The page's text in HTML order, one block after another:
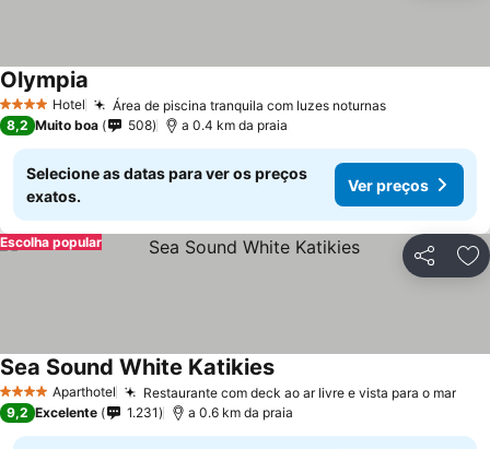
4 EstrelasHotel Área de piscina tranquila com luzes noturnasVer preços
Olympia Ver preços
8,2 Muito boa 508 a 0.4 km da praia
Selecione as datas para ver os preços
exatos.
Ver preços
Partilhar
Escolha popular
4 EstrelasAparthotel Restaurante com deck ao ar livre e vista para o marVer
Sea Sound White KatikiesVer preços
9,2 Excelente 1.231 a 0.6 km da praia